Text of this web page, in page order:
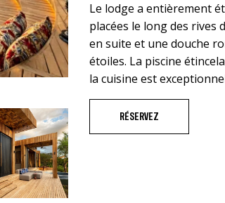
Le lodge a entièrement
placées le long des rives
en suite et une douche
étoiles. La piscine
la cuisine est
RÉSERVEZ